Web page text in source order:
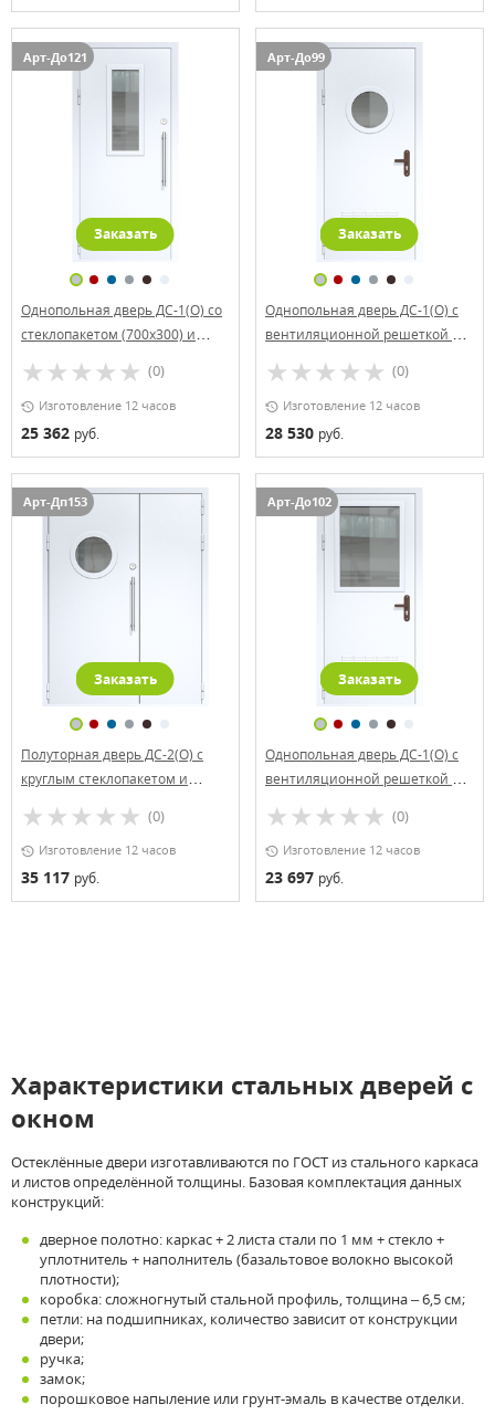
Арт-До121
Заказать
Однопольная дверь ДС-1(О) со
стеклопакетом (700х300) и
(0)
Изготовление 12 часов
25 362 руб.
Арт-До99
Заказать
Однопольная дверь ДС-1(О) с
вентиляционной решеткой и
(0)
Изготовление 12 часов
28 530 руб.
Арт-Дп153
Заказать
Полуторная дверь ДС-2(О) с
круглым стеклопакетом и
(0)
Изготовление 12 часов
35 117 руб.
Арт-До102
Заказать
Однопольная дверь ДС-1(О) с
вентиляционной решеткой и
(0)
Изготовление 12 часов
23 697 руб.
Характеристики стальных дверей с
окном
Остеклённые двери изготавливаются по ГОСТ из стального каркаса
и листов определённой толщины. Базовая комплектация данных
конструкций:
дверное полотно: каркас + 2 листа стали по 1 мм + стекло +
уплотнитель + наполнитель (базальтовое волокно высокой
плотности);
коробка: сложногнутый стальной профиль, толщина – 6,5 см;
петли: на подшипниках, количество зависит от конструкции
двери;
ручка;
замок;
порошковое напыление или грунт-эмаль в качестве отделки.